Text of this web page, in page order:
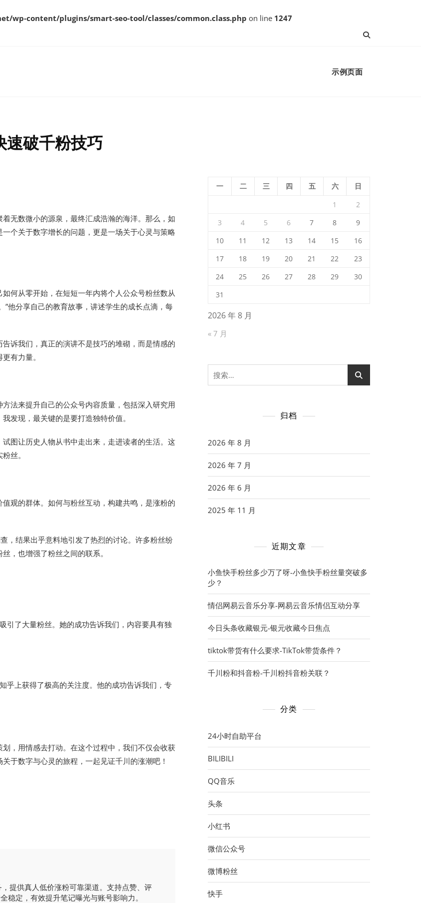
wp-content/plugins/smart-seo-tool/classes/common.class.php on line 1247
示例页面
破千粉技巧
无数微小的源泉，最终汇成浩瀚的海洋。那么，如
个关于数字增长的问题，更是一场关于心灵与策略
何从零开始，在短短一年内将个人公众号粉丝数从
”他分享自己的教育故事，讲述学生的成长点滴，每
诉我们，真正的演讲不是技巧的堆砌，而是情感的
有力量。
法来提升自己的公众号内容质量，包括深入研究用
发现，最关键的是要打造独特价值。
图让历史人物从书中走出来，走进读者的生活。这
丝。
观的群体。如何与粉丝互动，构建共鸣，是涨粉的
，结果出乎意料地引发了热烈的讨论。许多粉丝纷
，也增强了粉丝之间的联系。
引了大量粉丝。她的成功告诉我们，内容要具有独
乎上获得了极高的关注度。他的成功告诉我们，专
，用情感去打动。在这个过程中，我们不仅会收获
于数字与心灵的旅程，一起见证千川的涨潮吧！
提供真人低价涨粉可靠渠道。支持点赞、评
稳定，有效提升笔记曝光与账号影响力。
2026 年 8 月
一 二 三 四 五 六
日
1
2
3
4 5 6 7 8
9
10
11 12 13 14 15
16
17
18 19 20 21 22
23
24
25 26 27 28 29
30
31
« 7 月
搜
索：
归档
2026 年 8 月
2026 年 7 月
2026 年 6 月
2025 年 11 月
近期文章
小鱼快手粉丝多少万了呀-小鱼快手粉丝量突破多
少？
情侣网易云音乐分享-网易云音乐情侣互动分享
今日头条收藏银元-银元收藏今日焦点
tiktok带货有什么要求-TikTok带货条件？
千川粉和抖音粉-千川粉抖音粉关联？
分类
24小时自助平台
BILIBILI
QQ音乐
头条
小红书
微信公众号
微博粉丝
快手